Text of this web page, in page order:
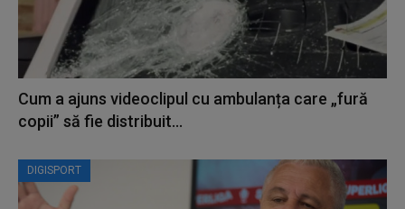
Cum a ajuns videoclipul cu ambulanța care „fură
copii” să fie distribuit...
DIGISPORT